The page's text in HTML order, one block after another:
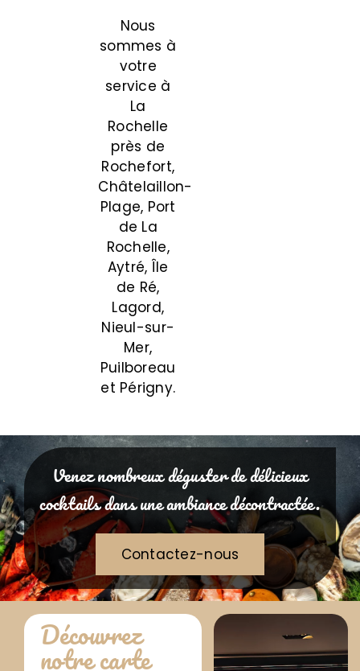
Nous
sommes à
votre
service à
La
Rochelle
près de
Rochefort,
Châtelaillon-
Plage, Port
de La
Rochelle,
Aytré, Île
de Ré,
Lagord,
Nieul-sur-
Mer,
Puilboreau
et Périgny.
Venez nombreux déguster de délicieux
cocktails dans une ambiance décontractée.
Contactez-nous
Découvrez
notre carte